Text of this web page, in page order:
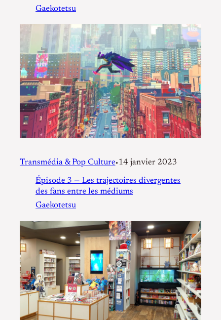
Gaekotetsu
Transmédia & Pop Culture•14 janvier 2023
Épisode 3 — Les trajectoires divergentes
des fans entre les médiums
Gaekotetsu